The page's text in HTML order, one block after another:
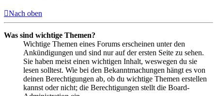
Nach oben
Was sind wichtige Themen?
Wichtige Themen eines Forums erscheinen unter den
Ankündigungen und sind nur auf der ersten Seite zu sehen.
Sie haben meist einen wichtigen Inhalt, weswegen du sie
lesen solltest. Wie bei den Bekanntmachungen hängt es von
deinen Berechtigungen ab, ob du wichtige Themen erstellen
kannst oder nicht; die Berechtigungen stellt die Board-